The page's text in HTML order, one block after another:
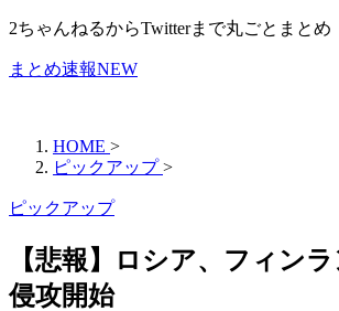
2ちゃんねるからTwitterまで丸ごとまとめ
まとめ速報NEW
HOME >
ピックアップ >
ピックアップ
【悲報】ロシア、フィン
侵攻開始